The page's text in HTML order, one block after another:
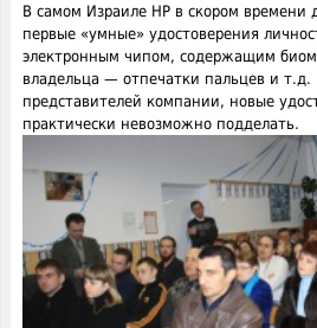
В самом Израиле НР в скором времени
первые «умные» удостоверения
электронным чипом, содержащим
владельца — отпечатки пальцев и
представителей компании, новые
практически невозможно подделать.